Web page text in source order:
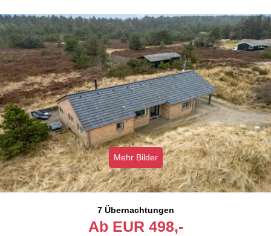
Mehr Bilder
7 Übernachtungen
Ab EUR 498,-